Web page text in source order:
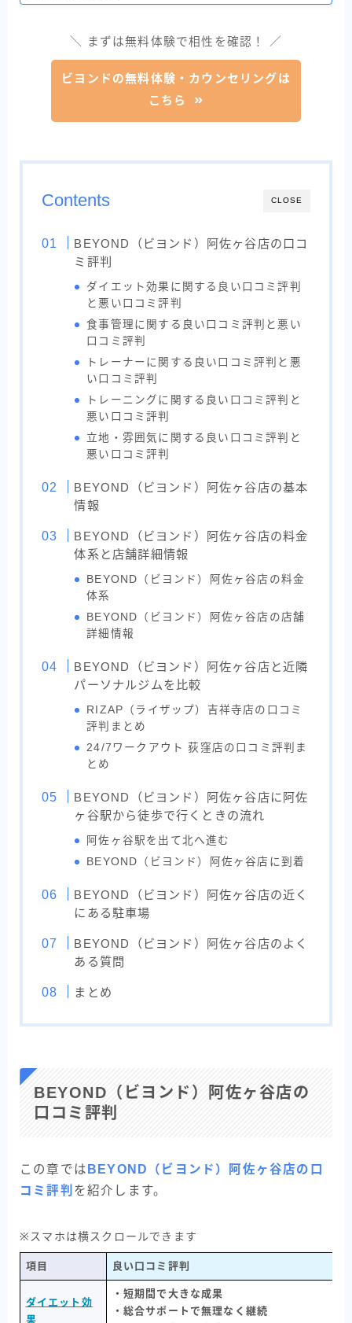
＼ まずは無料体験で相性を確認！ ／
ビヨンドの無料体験・カウンセリングは
こちら
CLOSE
Contents
BEYOND（ビヨンド）阿佐ヶ谷店の口コ
ミ評判
ダイエット効果に関する良い口コミ評判
と悪い口コミ評判
食事管理に関する良い口コミ評判と悪い
口コミ評判
トレーナーに関する良い口コミ評判と悪
い口コミ評判
トレーニングに関する良い口コミ評判と
悪い口コミ評判
立地・雰囲気に関する良い口コミ評判と
悪い口コミ評判
BEYOND（ビヨンド）阿佐ヶ谷店の基本
情報
BEYOND（ビヨンド）阿佐ヶ谷店の料金
体系と店舗詳細情報
BEYOND（ビヨンド）阿佐ヶ谷店の料金
体系
BEYOND（ビヨンド）阿佐ヶ谷店の店舗
詳細情報
BEYOND（ビヨンド）阿佐ヶ谷店と近隣
パーソナルジムを比較
RIZAP（ライザップ）吉祥寺店の口コミ
評判まとめ
24/7ワークアウト 荻窪店の口コミ評判ま
とめ
BEYOND（ビヨンド）阿佐ヶ谷店に阿佐
ヶ谷駅から徒歩で行くときの流れ
阿佐ヶ谷駅を出て北へ進む
BEYOND（ビヨンド）阿佐ヶ谷店に到着
BEYOND（ビヨンド）阿佐ヶ谷店の近く
にある駐車場
BEYOND（ビヨンド）阿佐ヶ谷店のよく
ある質問
まとめ
BEYOND（ビヨンド）阿佐ヶ谷店の
口コミ評判
この章では BEYOND（ビヨンド）阿佐ヶ谷店の口
コミ評判 を紹介します。
※スマホは横スクロールできます
項目 良い口コミ評判
ダイエット効
果
・短期間で大きな成果
・総合サポートで無理なく継続